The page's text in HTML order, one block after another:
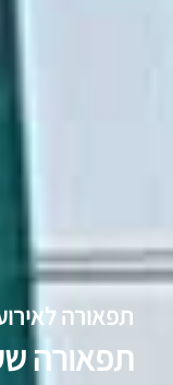
תפאורה
תפאורה